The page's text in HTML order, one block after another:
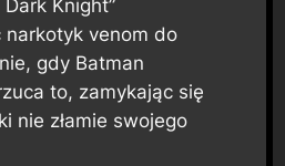
Knight”
venom do
gdy Batman
to, zamykając się
nie złamie swojego